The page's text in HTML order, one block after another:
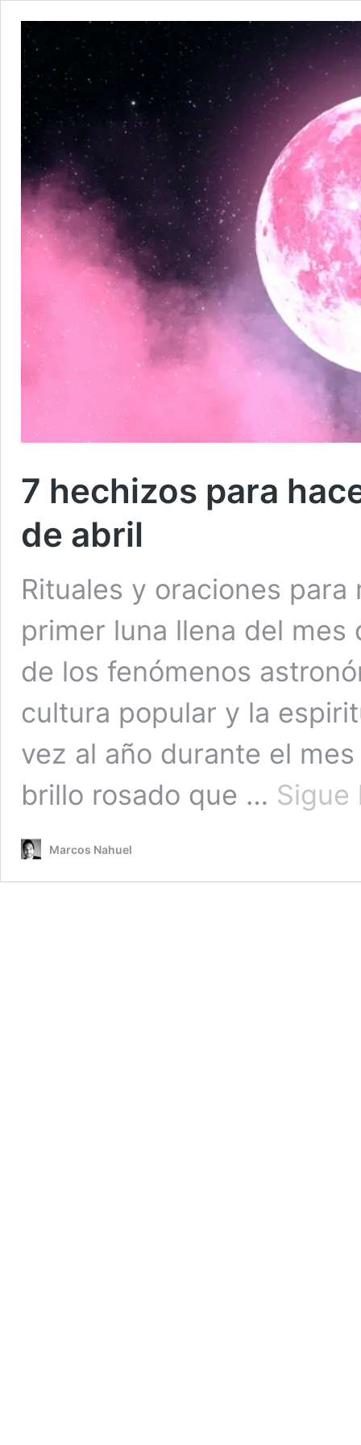
7 hechizos para
de abril
Rituales y oraciones para
primer luna llena del mes
de los fenómenos
cultura popular y la
vez al año durante el
brillo rosado que … Sigue
Marcos Nahuel